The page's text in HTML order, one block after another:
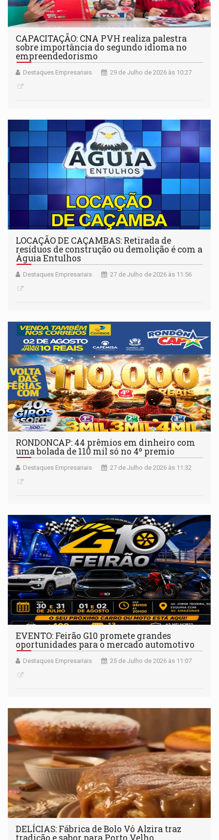
CAPACITAÇÃO: CNA PVH realiza palestra
sobre importância do segundo idioma no
empreendedorismo
Destaques Empresariais 29 de Julho de 2026 às 10:27
LOCAÇÃO DE CAÇAMBAS: Retirada de
resíduos de construção ou demolição é com a
Águia Entulhos
Destaques Empresariais 27 de Julho de 2026 às 11:56
RONDONCAP: 44 prêmios em dinheiro com
uma bolada de 110 mil só no 4º premio
Destaques Empresariais 27 de Julho de 2026 às 11:32
EVENTO: Feirão G10 promete grandes
oportunidades para o mercado automotivo
Destaques Empresariais 25 de Julho de 2026 às 11:07
DELÍCIAS: Fábrica de Bolo Vó Alzira traz